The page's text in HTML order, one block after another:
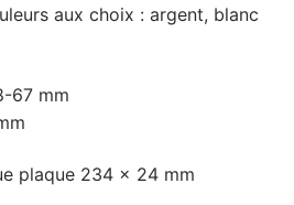
aux choix : argent, blanc
67 mm
plaque 234 x 24 mm